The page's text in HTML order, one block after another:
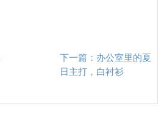
下一篇： 办公室里的夏
日主打，白衬衫